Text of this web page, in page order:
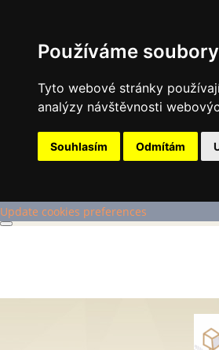
Používáme
Tyto webové stránky
analýzy návštěvnosti
Souhlasím Odmítám
Update cookies preferences